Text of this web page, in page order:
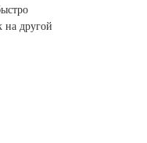
на другой